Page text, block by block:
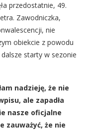
przedostatnie, 49.
Zawodniczka,
nie
obiekcie z powodu
starty w sezonie
nadzieję, że nie
ale zapadła
nasze oficjalne
zauważyć, że nie